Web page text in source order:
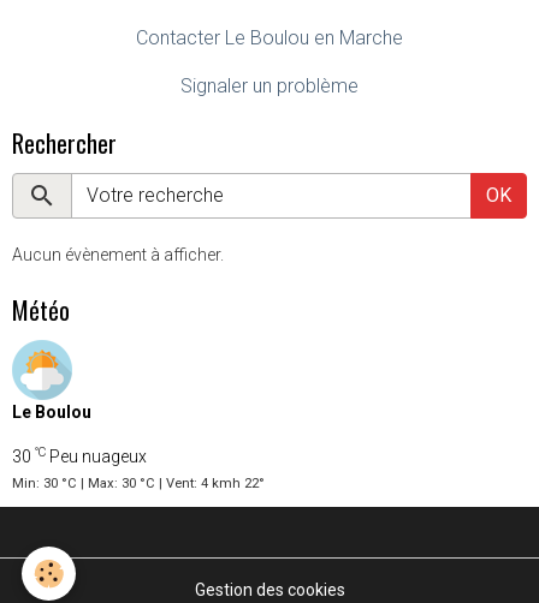
Contacter Le Boulou en Marche
Signaler un problème
Rechercher
OK
Aucun évènement à afficher.
Météo
Le Boulou
30 °C Peu nuageux
Min: 30 °C | Max: 30 °C | Vent: 4 kmh 22°
Gestion des cookies